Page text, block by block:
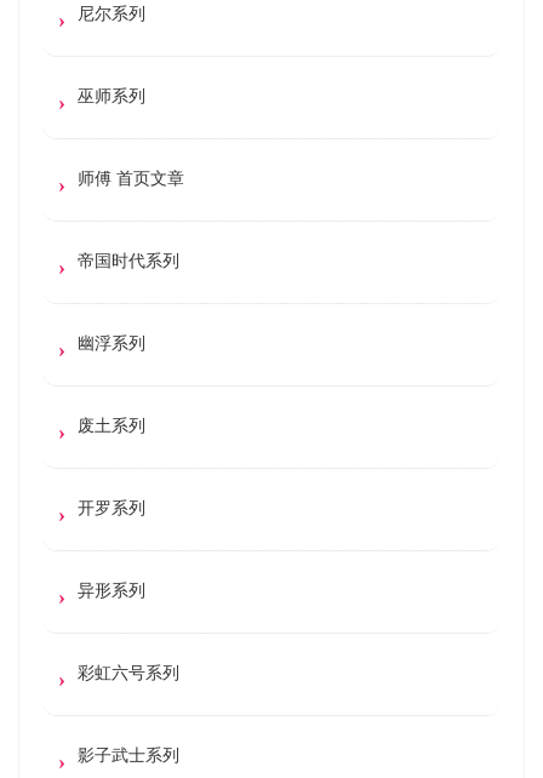
尼尔系列
巫师系列
师傅 首页文章
帝国时代系列
幽浮系列
废土系列
开罗系列
异形系列
彩虹六号系列
影子武士系列